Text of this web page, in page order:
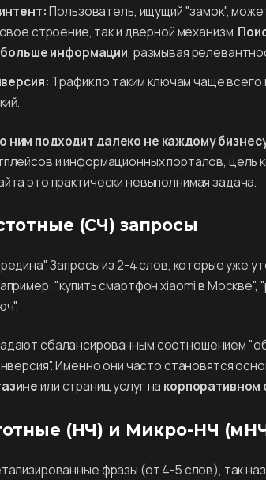
Пользователь, ищущий "замок",
строение, так и дверной механизм.
информации, размывая
Трафик по таким ключам чаще
ним подходит далеко не каждому
и информационных порталов, цель
это практически невыполнимая задача.
(СЧ) запросы
Запросы из 2-4 слов, которые уже
"купить смартфон xiaomi в Москве",
сбалансированным соотношением
Именно они часто становятся
или страниц услуг на корпоративном
(НЧ) и Микро-НЧ
фразы (от 4-5 слов), так